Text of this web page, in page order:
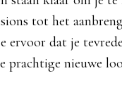
tot het
ervoor dat je
prachtige nieuwe